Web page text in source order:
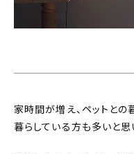
家時間が増え、ペットと
暮らしている方も多いと思